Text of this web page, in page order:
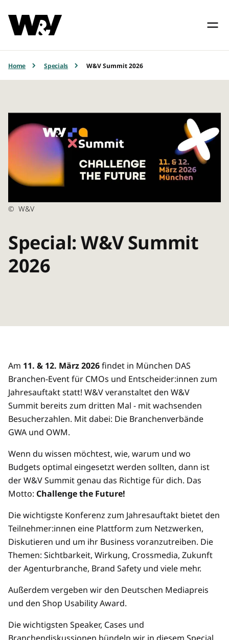
Home Specials W&V Summit 2026
© W&V
Special: W&V Summit
2026
Am 11. & 12. März 2026findet in München DAS
Branchen-Event für CMOs und Entscheider:innen zum
Jahresauftakt statt! W&V veranstaltet den W&V
Summit bereits zum dritten Mal - mit wachsenden
Besucherzahlen. Mit dabei: Die Branchenverbände
GWA und OWM.
Wenn du wissen möchtest, wie, warum und wo
Budgets optimal eingesetzt werden sollten, dann ist
der W&V Summit genau das Richtige für dich. Das
Motto: Challenge the Future!
Die wichtigste Konferenz zum Jahresauftakt bietet den
Teilnehmer:innen eine Plattform zum Netzwerken,
Diskutieren und um ihr Business voranzutreiben. Die
Themen: Sichtbarkeit, Wirkung, Crossmedia, Zukunft
der Agenturbranche, Brand Safety und viele mehr.
Außerdem vergeben wir den Deutschen Mediapreis
und den Shop Usability Award.
Die wichtigsten Speaker, Cases und
Branchendiskussionen bündeln wir in diesem Special